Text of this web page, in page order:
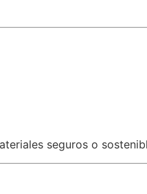
seguros o